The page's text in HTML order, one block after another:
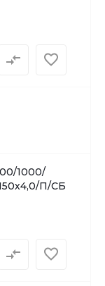
1000/
П/СБ